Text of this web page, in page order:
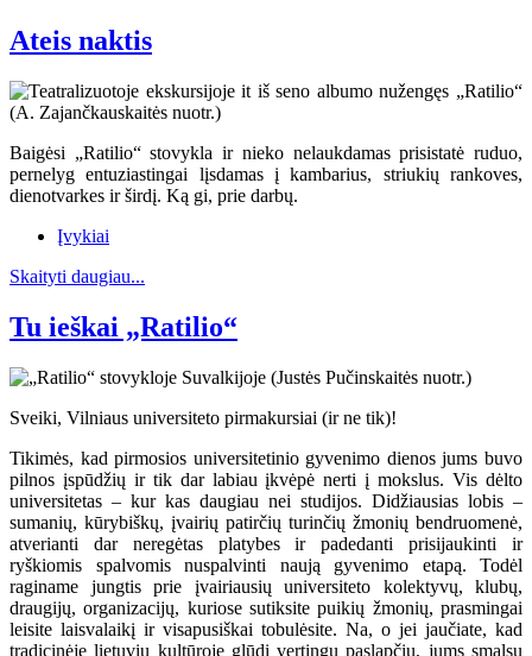
Ateis naktis
Baigėsi „Ratilio“ stovykla ir nieko nelaukdamas prisistatė ruduo,
pernelyg entuziastingai lįsdamas į kambarius, striukių rankoves,
dienotvarkes ir širdį. Ką gi, prie darbų.
Įvykiai
Skaityti daugiau...
Tu ieškai „Ratilio“
Sveiki, Vilniaus universiteto pirmakursiai (ir ne tik)!
Tikimės, kad pirmosios universitetinio gyvenimo dienos jums buvo
pilnos įspūdžių ir tik dar labiau įkvėpė nerti į mokslus. Vis dėlto
universitetas – kur kas daugiau nei studijos. Didžiausias lobis –
sumanių, kūrybiškų, įvairių patirčių turinčių žmonių bendruomenė,
atverianti dar neregėtas platybes ir padedanti prisijaukinti ir
ryškiomis spalvomis nuspalvinti naują gyvenimo etapą. Todėl
raginame jungtis prie įvairiausių universiteto kolektyvų, klubų,
draugijų, organizacijų, kuriose sutiksite puikių žmonių, prasmingai
leisite laisvalaikį ir visapusiškai tobulėsite. Na, o jei jaučiate, kad
tradicinėje lietuvių kultūroje glūdi vertingų paslapčių, jums smalsu